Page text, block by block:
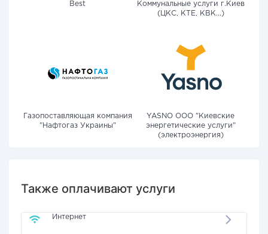
Best
Коммунальные услуги г.Киев
(ЦКС, КТЕ, КВК...)
Газопоставляющая компания
"Нафтогаз Украины"
YASNO OOO "Киевские
энергетические услуги"
(электроэнергия)
Также оплачивают услуги
Интернет